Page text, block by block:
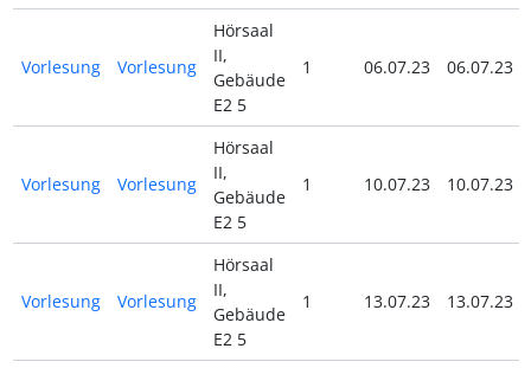
Vorlesung Vorlesung
Hörsaal
II,
Gebäude
E2 5
1 06.07.23 06.07.23
Vorlesung Vorlesung
Hörsaal
II,
Gebäude
E2 5
1 10.07.23 10.07.23
Vorlesung Vorlesung
Hörsaal
II,
Gebäude
E2 5
1 13.07.23 13.07.23